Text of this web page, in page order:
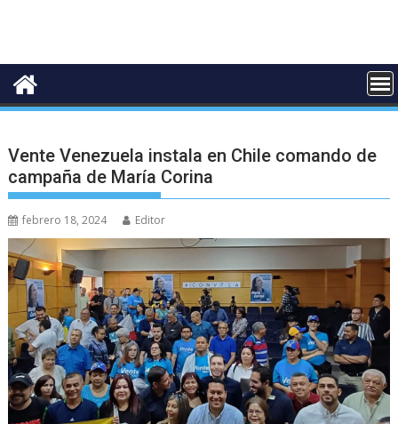
Vente Venezuela instala en Chile comando de
campaña de María Corina
febrero 18, 2024 Editor